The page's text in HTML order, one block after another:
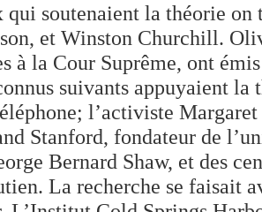
qui soutenaient la théorie
et Winston Churchill.
à la Cour Suprême, ont
suivants appuyaient
l’activiste
Stanford, fondateur de
Bernard Shaw, et des
La recherche se faisait